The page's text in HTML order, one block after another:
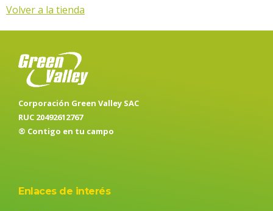
Volver a la tienda
Corporación Green Valley SAC
RUC 20492612767
® Contigo en tu campo
Enlaces de interés